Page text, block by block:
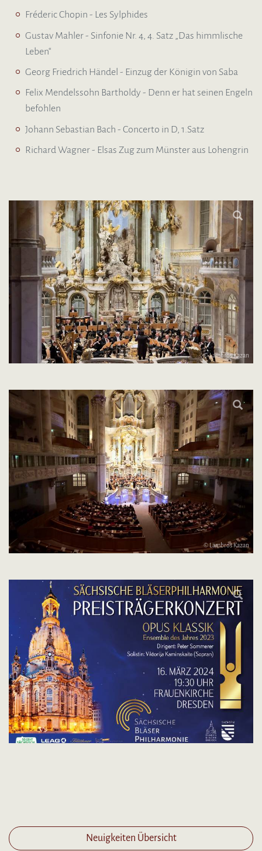
Fréderic Chopin - Les Sylphides
Gustav Mahler - Sinfonie Nr. 4, 4. Satz „Das himmlische
Leben“
Georg Friedrich Händel - Einzug der Königin von Saba
Felix Mendelssohn Bartholdy - Denn er hat seinen Engeln
befohlen
Johann Sebastian Bach - Concerto in D, 1.Satz
Richard Wagner - Elsas Zug zum Münster aus Lohengrin
© Lambros Kazan
© Lambros Kazan
Neuigkeiten Übersicht